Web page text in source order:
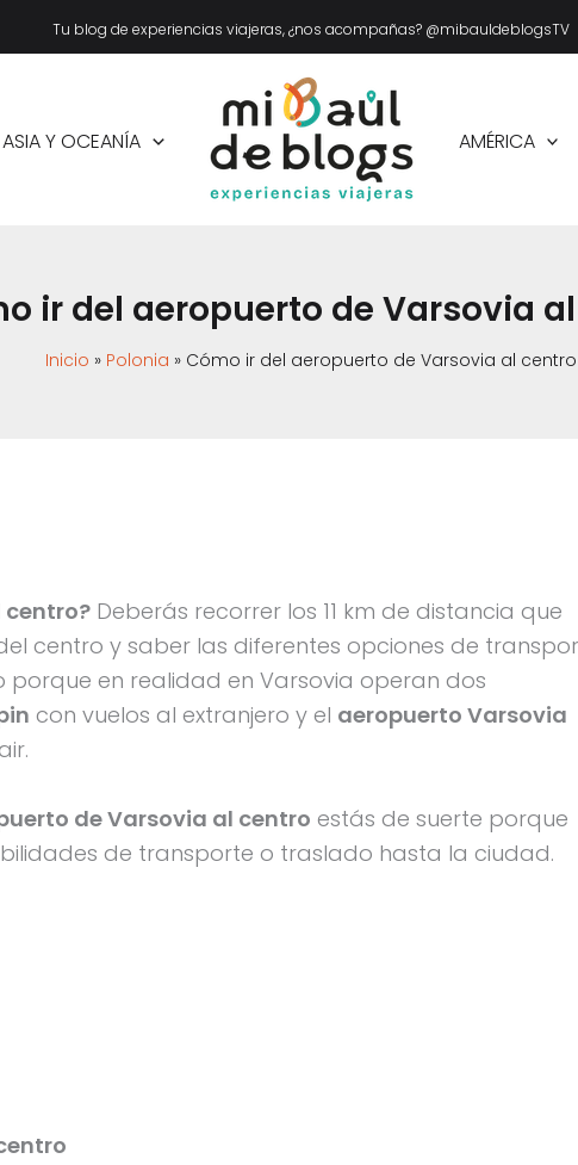
Tu blog de experiencias viajeras, ¿nos acompañas? @mibauldeblogsTV
ASIA Y OCEANÍA AMÉRICA
ir del aeropuerto de Varsovia
Inicio Polonia Cómo ir del aeropuerto de Varsovia al centro
centro? Deberás recorrer los 11 km de distancia que
centro y saber las diferentes opciones de
porque en realidad en Varsovia operan dos
con vuelos al extranjero y el aeropuerto Varsovia
de Varsovia al centro estás de suerte porque
de transporte o traslado hasta la ciudad.